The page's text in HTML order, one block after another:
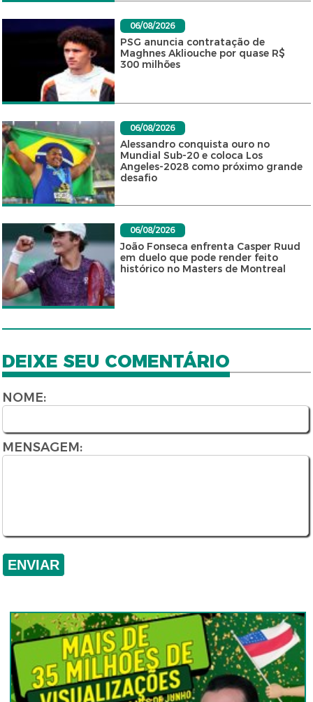
06/08/2026
PSG anuncia contratação de
Maghnes Akliouche por quase R$
300 milhões
06/08/2026
Alessandro conquista ouro no
Mundial Sub-20 e coloca Los
Angeles-2028 como próximo grande
desafio
06/08/2026
João Fonseca enfrenta Casper Ruud
em duelo que pode render feito
histórico no Masters de Montreal
DEIXE SEU COMENTÁRIO
NOME:
MENSAGEM: